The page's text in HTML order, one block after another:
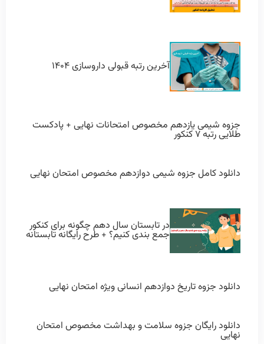
آخرین رتبه قبولی داروسازی ۱۴۰۴
جزوه شیمی یازدهم مخصوص امتحانات نهایی + پادکست
طلایی رتبه ۷ کنکور
دانلود کامل جزوه شیمی دوازدهم مخصوص امتحان نهایی
در تابستان سال دهم چگونه برای کنکور
جمع بندی کنیم؟ + طرح رایگانه تابستانه
دانلود جزوه تاریخ دوازدهم انسانی ویژه امتحان نهایی
دانلود رایگان جزوه سلامت و بهداشت مخصوص امتحان
نهایی